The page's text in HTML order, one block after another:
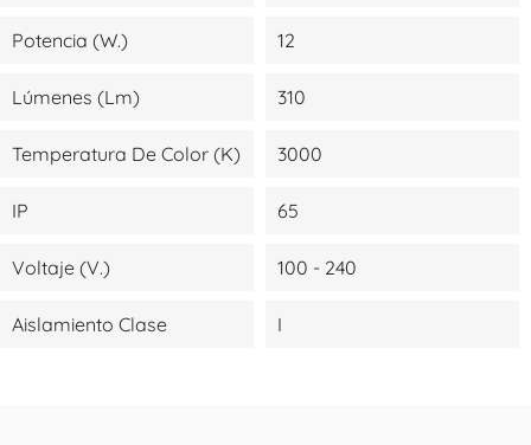
Potencia (W.) 12
Lúmenes (lm) 310
Temperatura De Color (K) 3000
IP 65
Voltaje (V.) 100 - 240
Aislamiento Clase I